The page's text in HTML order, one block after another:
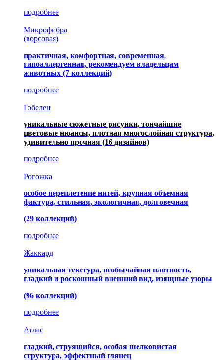
подробнее
Микрофибра
(ворсовая)
практичная, комфортная, современная,
гипоаллергенная, рекомендуем владельцам
животных (7 коллекций)
подробнее
Гобелен
уникальные сюжетные рисунки, тончайшие
цветовые нюансы, плотная многослойная структура,
удивительно прочная (16 дизайнов)
подробнее
Рогожка
особое переплетение нитей, крупная объемная
фактура, стильная, экологичная, долговечная
(29 коллекций)
подробнее
Жаккард
уникальная текстура, необычайная плотность,
гладкий и роскошный внешний вид, изящные узоры
(96 коллекций)
подробнее
Атлас
гладкий, струящийся, особая шелковистая
структура, эффектный глянец